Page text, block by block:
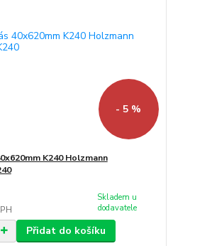
- 5 %
K240 Holzmann
Skladem u
dodavatele
Přidat do košíku